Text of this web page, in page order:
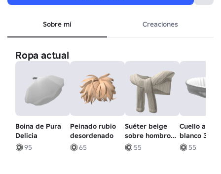
Sobre mí Creaciones
Ropa actual
Boina de Pura
Delicia
95
Peinado rubio
desordenado
65
Suéter beige
sobre hombros
1.055
Cuello alto
blanco 3.0
55